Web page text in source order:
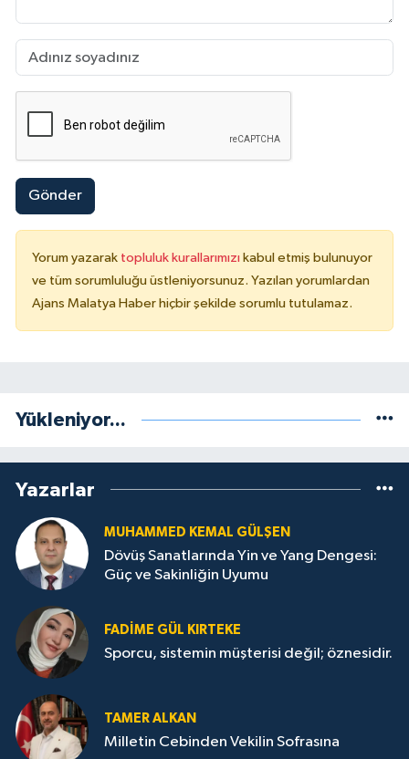
Gönder
Yorum yazarak topluluk kurallarımızı kabul etmiş bulunuyor
ve tüm sorumluluğu üstleniyorsunuz. Yazılan yorumlardan
Ajans Malatya Haber hiçbir şekilde sorumlu tutulamaz.
Yükleniyor...
Yazarlar
MUHAMMED KEMAL GÜLŞEN
Dövüş Sanatlarında Yin ve Yang Dengesi:
Güç ve Sakinliğin Uyumu
FADIME GÜL KIRTEKE
Sporcu, sistemin müşterisi değil; öznesidir.
TAMER ALKAN
Milletin Cebinden Vekilin Sofrasına